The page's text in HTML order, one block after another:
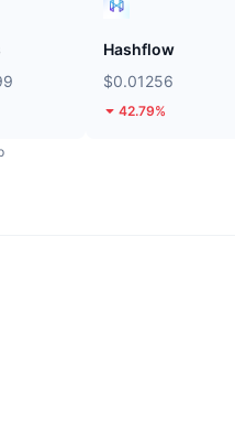
Hashflow
$0.01256
42.79%